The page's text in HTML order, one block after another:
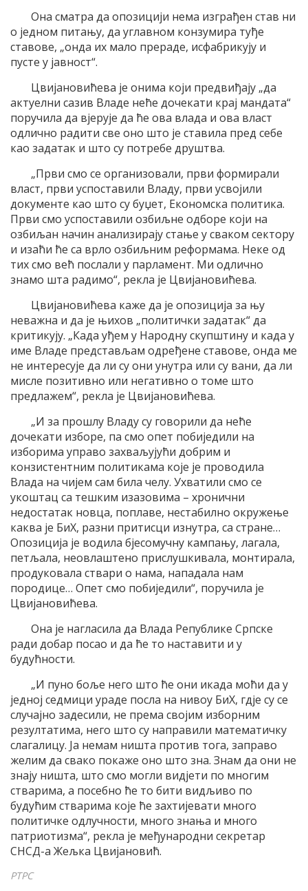
Она сматра да опозицији нема изграђен став ни
о једном питању, да углавном конзумира туђе
ставове, „онда их мало прераде, исфабрикују и
пусте у јавност“.
Цвијановићева је онима који предвиђају „да
актуелни сазив Владе неће дочекати крај мандата“
поручила да вјерује да ће ова влада и ова власт
одлично радити све оно што је ставила пред себе
као задатак и што су потребе друштва.
„Први смо се организовали, први формирали
власт, први успоставили Владу, први усвојили
документе као што су буџет, Економска политика.
Први смо успоставили озбиљне одборе који на
озбиљан начин анализирају стање у сваком сектору
и изаћи ће са врло озбиљним реформама. Неке од
тих смо већ послали у парламент. Ми одлично
знамо шта радимо“, рекла је Цвијановићева.
Цвијановићева каже да је опозиција за њу
неважна и да је њихов „политички задатак“ да
критикују. „Када уђем у Народну скупштину и када у
име Владе представљам одређене ставове, онда ме
не интересује да ли су они унутра или су вани, да ли
мисле позитивно или негативно о томе што
предлажем“, рекла је Цвијановићева.
„И за прошлу Владу су говорили да неће
дочекати изборе, па смо опет побиједили на
изборима управо захваљујући добрим и
конзистентним политикама које је проводила
Влада на чијем сам била челу. Ухватили смо се
укоштац са тешким изазовима – хронични
недостатак новца, поплаве, нестабилно окружење
каква је БиХ, разни притисци изнутра, са стране…
Опозиција је водила бјесомучну кампању, лагала,
петљала, неовлаштено прислушкивала, монтирала,
продуковала ствари о нама, нападала нам
породице… Опет смо побиједили“, поручила је
Цвијановићева.
Она је нагласила да Влада Републике Српске
ради добар посао и да ће то наставити и у
будућности.
„И пуно боље него што ће они икада моћи да у
једној седмици ураде посла на нивоу БиХ, гдје су се
случајно задесили, не према својим изборним
резултатима, него што су направили математичку
слагалицу. Ја немам ништа против тога, заправо
желим да свако покаже оно што зна. Знам да они не
знају ништа, што смо могли видјети по многим
стварима, а посебно ће то бити видљиво по
будућим стварима које ће захтијевати много
политичке одлучности, много знања и много
патриотизма“, рекла је међународни секретар
СНСД-а Жељка Цвијановић.
РТРС